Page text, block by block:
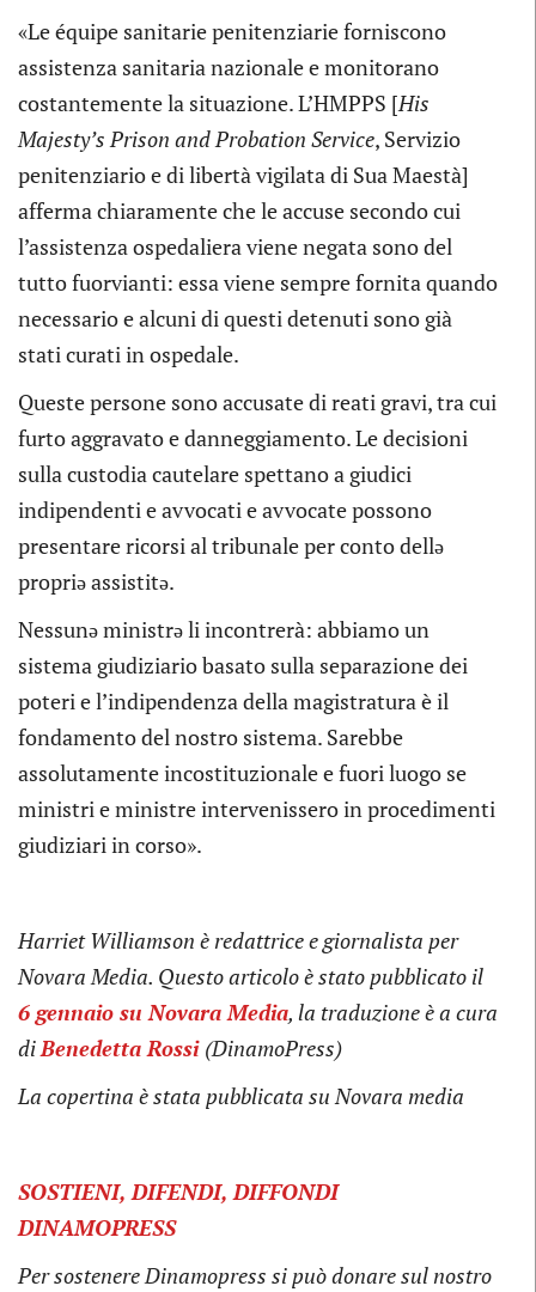
«Le équipe sanitarie penitenziarie forniscono
assistenza sanitaria nazionale e monitorano
costantemente la situazione. L’HMPPS [His
Majesty’s Prison and Probation Service, Servizio
penitenziario e di libertà vigilata di Sua Maestà]
afferma chiaramente che le accuse secondo cui
l’assistenza ospedaliera viene negata sono del
tutto fuorvianti: essa viene sempre fornita quando
necessario e alcuni di questi detenuti sono già
stati curati in ospedale.
Queste persone sono accusate di reati gravi, tra cui
furto aggravato e danneggiamento. Le decisioni
sulla custodia cautelare spettano a giudici
indipendenti e avvocati e avvocate possono
presentare ricorsi al tribunale per conto dellə
propriə assistitə.
Nessunə ministrə li incontrerà: abbiamo un
sistema giudiziario basato sulla separazione dei
poteri e l’indipendenza della magistratura è il
fondamento del nostro sistema. Sarebbe
assolutamente incostituzionale e fuori luogo se
ministri e ministre intervenissero in procedimenti
giudiziari in corso».
Harriet Williamson è redattrice e giornalista per
Novara Media. Questo articolo è stato pubblicato il
6 gennaio su Novara Media, la traduzione è a cura
diBenedetta Rossi (DinamoPress)
La copertina è stata pubblicata su Novara media
SOSTIENI, DIFENDI, DIFFONDI
DINAMOPRESS
Per sostenere Dinamopress si può donare sul nostro